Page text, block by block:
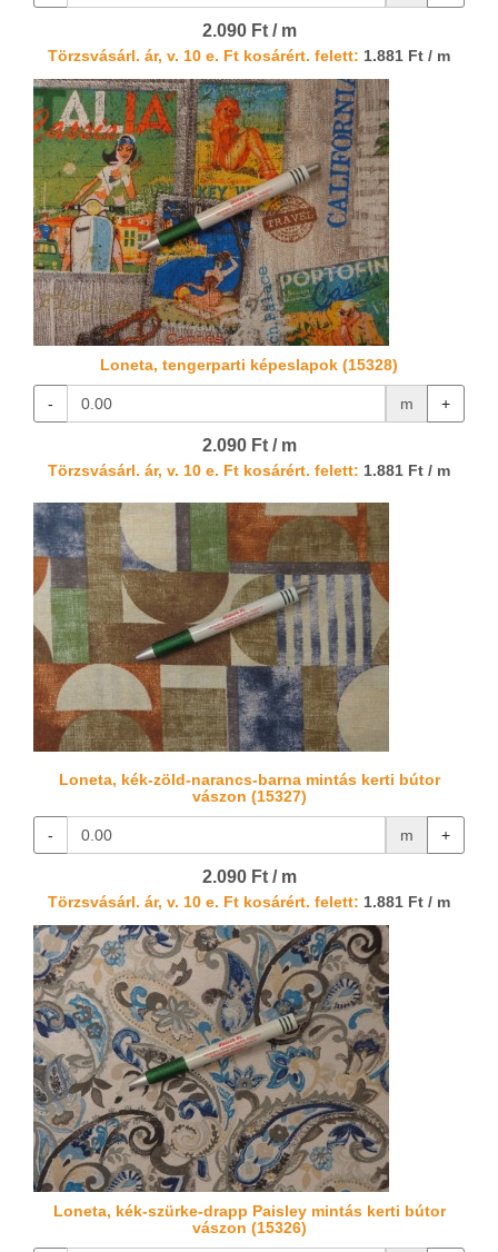
2.090 Ft / m
Törzsvásárl. ár, v. 10 e. Ft kosárért. felett: 1.881 Ft / m
Loneta, tengerparti képeslapok (15328)
- m +
2.090 Ft / m
Törzsvásárl. ár, v. 10 e. Ft kosárért. felett: 1.881 Ft / m
Loneta, kék-zöld-narancs-barna mintás kerti bútor
vászon (15327)
- m +
2.090 Ft / m
Törzsvásárl. ár, v. 10 e. Ft kosárért. felett: 1.881 Ft / m
Loneta, kék-szürke-drapp Paisley mintás kerti bútor
vászon (15326)